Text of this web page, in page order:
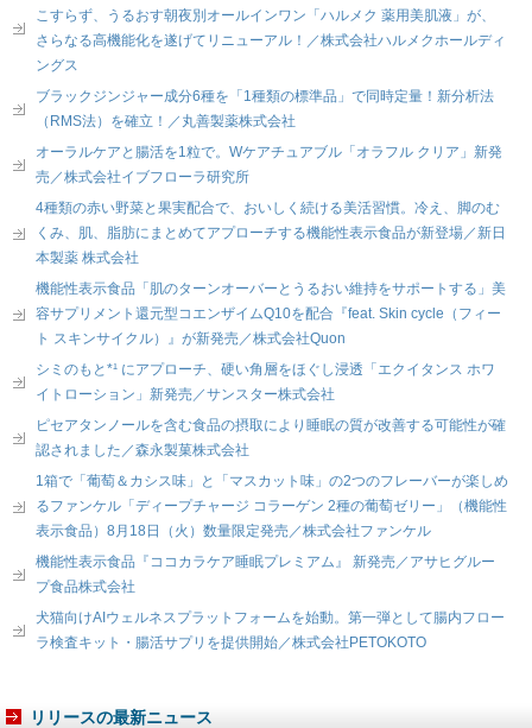
こすらず、うるおす朝夜別オールインワン「ハルメク 薬用美肌液」が、
さらなる高機能化を遂げてリニューアル！／株式会社ハルメクホールディ
ングス
ブラックジンジャー成分6種を「1種類の標準品」で同時定量！新分析法
（RMS法）を確立！／丸善製薬株式会社
オーラルケアと腸活を1粒で。Wケアチュアブル「オラフル クリア」新発
売／株式会社イブフローラ研究所
4種類の赤い野菜と果実配合で、おいしく続ける美活習慣。冷え、脚のむ
くみ、肌、脂肪にまとめてアプローチする機能性表示食品が新登場／新日
本製薬 株式会社
機能性表示食品「肌のターンオーバーとうるおい維持をサポートする」美
容サプリメント還元型コエンザイムQ10を配合『feat. Skin cycle（フィー
ト スキンサイクル）』が新発売／株式会社Quon
シミのもと*¹ にアプローチ、硬い角層をほぐし浸透「エクイタンス ホワ
イトローション」新発売／サンスター株式会社
ピセアタンノールを含む食品の摂取により睡眠の質が改善する可能性が確
認されました／森永製菓株式会社
1箱で「葡萄＆カシス味」と「マスカット味」の2つのフレーバーが楽しめ
るファンケル「ディープチャージ コラーゲン 2種の葡萄ゼリー」（機能性
表示食品）8月18日（火）数量限定発売／株式会社ファンケル
機能性表示食品『ココカラケア睡眠プレミアム』 新発売／アサヒグルー
プ食品株式会社
犬猫向けAIウェルネスプラットフォームを始動。第一弾として腸内フロー
ラ検査キット・腸活サプリを提供開始／株式会社PETOKOTO
リリースの最新ニュース